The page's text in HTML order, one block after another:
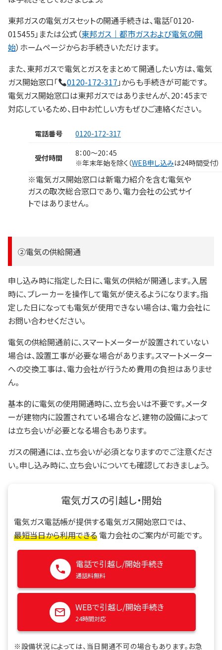
東邦ガスの電気ガスセットの開通手続きは、電話「0120-
015455」または公式（東邦ガス｜都市ガスおよび電気の開
始）ホームページからお手続きいただけます。
また、東邦ガスで電気とガスをまとめて開通したい方は、電気
ガス開始窓口「
0120-172-317 」からも手続きが可能です。
電気ガス開始窓口は東邦ガスではありませんが、20：45まで
対応しているため、日中お忙しい方もぜひご連絡ください。
電話番号 0120-172-317
受付時間
8：00～20：45
※年末年始を除く（WEB申し込みは24時間受付）
※電気ガス開始窓口は新電力紹介を含む電気や
ガスの取次総合窓口であり、電力会社の公式サイ
トではありません。
②電気の供給開通
申し込み時に指定した日に、電気の供給が開通します。入居
時に、ブレーカーを操作して電気が使えるようになります。指
定した日になっても電気が使用できない場合は、電力会社に
お問い合わせください。
電気の供給開通前に、スマートメーターが設置されていない
場合は、設置工事が必要な場合があります。スマートメーター
への交換工事は、電力会社が行うため費用の負担はありませ
ん。
基本的に電気の使用開通時に、立ち会いは不要です。メータ
ーが建物内に設置されている場合など、建物の設備によって
は立ち会いが必要となる場合もあります。
ガスの開通には、立ち会いが必須となりますのでご注意くださ
い。申し込み時に、立ち会いについても確認しておきましょう。
電気ガスの引越し・開始
電気ガス電話帳が提供する電気ガス開始窓口では、
最短当日から利用できる 電力会社のご案内が可能です。
電話で引越し/開始手続き
通話料無料
WEBで引越し/開始手続き
24時間対応
※設備状況によっては、当日開通不可の場合もあります。お急